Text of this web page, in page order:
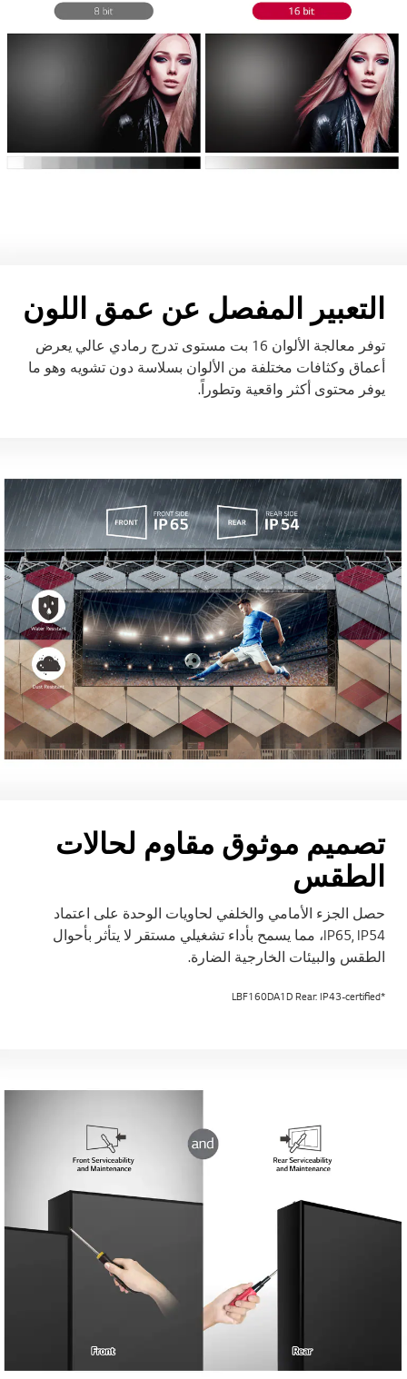
التعبير المفصل عن عمق اللون
توفر معالجة الألوان 16 بت مستوى تدرج رمادي عالي يعرض
أعماق وكثافات مختلفة من الألوان بسلاسة دون تشويه وهو ما
يوفر محتوى أكثر واقعية وتطوراً.
تصميم موثوق مقاوم لحالات
الطقس
حصل الجزء الأمامي والخلفي لحاويات الوحدة على اعتماد
IP65, IP54، مما يسمح بأداء تشغيلي مستقر لا يتأثر بأحوال
الطقس والبيئات الخارجية الضارة.
*LBF160DA1D Rear: IP43-certified